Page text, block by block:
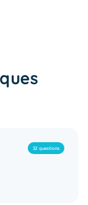
32 questions